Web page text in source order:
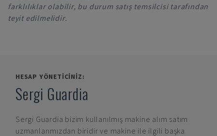
farklılıklar olabilir, bu durum satış temsilcisi tarafından
teyit edilmelidir.
HESAP YÖNETICINIZ:
Sergi Guardia
Sergi Guardia bizim kullanılmış makine alım satım
uzmanlarımızdan biridir ve makine ile ilgili başka